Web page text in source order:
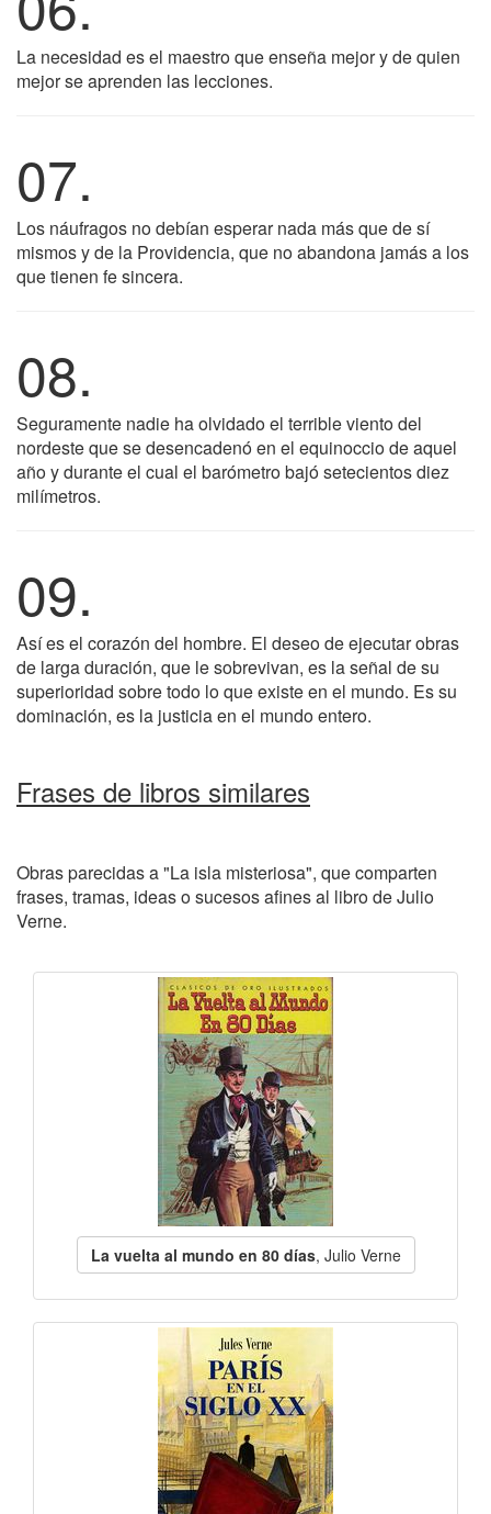
La necesidad es el maestro que enseña mejor y de quien
mejor se aprenden las lecciones.
07.
Los náufragos no debían esperar nada más que de sí
mismos y de la Providencia, que no abandona jamás a los
que tienen fe sincera.
08.
Seguramente nadie ha olvidado el terrible viento del
nordeste que se desencadenó en el equinoccio de aquel
año y durante el cual el barómetro bajó setecientos diez
milímetros.
09.
Así es el corazón del hombre. El deseo de ejecutar obras
de larga duración, que le sobrevivan, es la señal de su
superioridad sobre todo lo que existe en el mundo. Es su
dominación, es la justicia en el mundo entero.
Frases de libros similares
Obras parecidas a "La isla misteriosa", que comparten
frases, tramas, ideas o sucesos afines al libro de Julio
Verne.
La vuelta al mundo en 80 días, Julio Verne